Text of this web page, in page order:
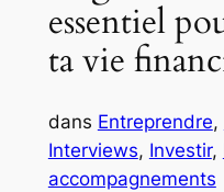
essentiel
ta vie
dans Entreprendre,
Interviews, Investir,
accompagnements